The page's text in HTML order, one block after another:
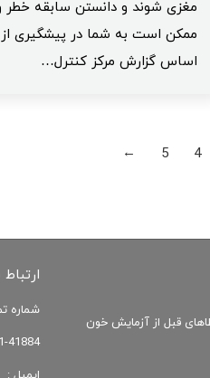
مغزی شوند و دانستن سابقه خطر
ممکن است به شما در پیشگیری
اساس گزارش مرکز کنترل…
4
5
→
قبل از آزمایش خون
شماره
41884